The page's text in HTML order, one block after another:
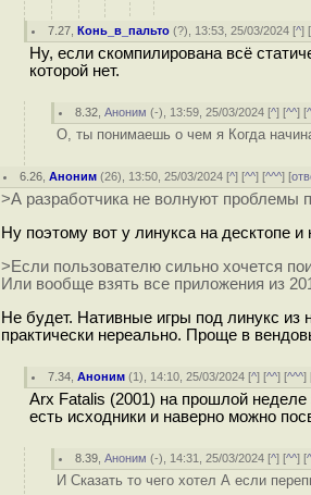
7.27 ,Конь_в_пальто (?), 13:53, 25/03/2024 [^] [
Ну, если скомпилирована всё
которой нет.
8.32 ,Аноним (-), 13:59, 25/03/2024 [^] [^^] [
О, ты понимаешь о чем я Когда
6.26 ,Аноним (26), 13:50, 25/03/2024 [^] [^^] [^^^] [
>А разработчика не волнуют проблемы
Ну поэтому вот у линукса на десктопе и
>Если пользователю сильно хочется
Или вообще взять все приложения из
Не будет. Нативные игры под линукс из
практически нереально. Проще в
7.34 ,Аноним (1), 14:10, 25/03/2024 [^] [^^] [^^^]
Arx Fatalis (2001) на прошлой
есть исходники и наверно можно
8.39 ,Аноним (-), 14:31, 25/03/2024 [^] [^^] [
И Сказать то чего хотел А если